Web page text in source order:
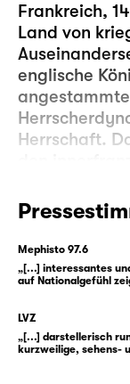
Frankreich,
Land von
englische
Herrschaft.
den
den Herzog
gelungen,
Kronprinz
in diesem
Inmitten
junge Frau
Schutz vor
Mephisto 97.6
„[...] interessantes
auf Nationalgefühl
LVZ
„[...] darstellerisch
kurzweilige, sehens-